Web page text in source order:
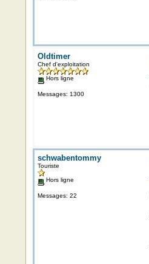
Oldtimer
Chef d'exploitation
Hors ligne
Messages: 1300
schwabentommy
Touriste
Hors ligne
Messages: 22